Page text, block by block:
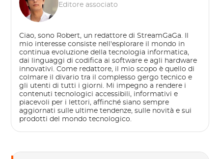
Editore associato
Ciao, sono Robert, un redattore di StreamGaGa. Il
mio interesse consiste nell'esplorare il mondo in
continua evoluzione della tecnologia informatica,
dai linguaggi di codifica ai software e agli hardware
innovativi. Come redattore, il mio scopo è quello di
colmare il divario tra il complesso gergo tecnico e
gli utenti di tutti i giorni. Mi impegno a rendere i
contenuti tecnologici accessibili, informativi e
piacevoli per i lettori, affinché siano sempre
aggiornati sulle ultime tendenze, sulle novità e sui
prodotti del mondo tecnologico.